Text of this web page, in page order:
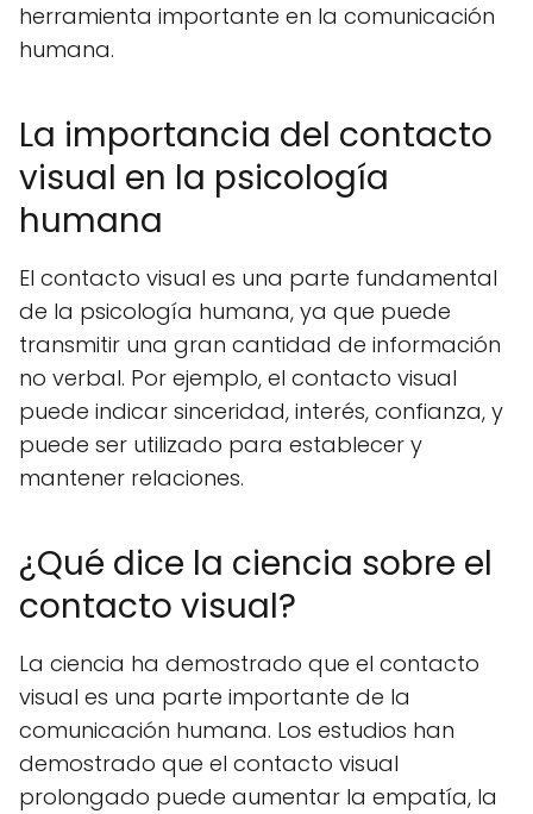
herramienta importante en la comunicación
humana.
La importancia del contacto
visual en la psicología
humana
El contacto visual es una parte fundamental
de la psicología humana, ya que puede
transmitir una gran cantidad de información
no verbal. Por ejemplo, el contacto visual
puede indicar sinceridad, interés, confianza, y
puede ser utilizado para establecer y
mantener relaciones.
¿Qué dice la ciencia sobre el
contacto visual?
La ciencia ha demostrado que el contacto
visual es una parte importante de la
comunicación humana. Los estudios han
demostrado que el contacto visual
prolongado puede aumentar la empatía, la